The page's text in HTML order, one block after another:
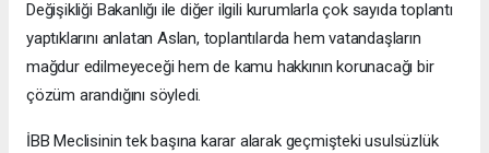
Değişikliği Bakanlığı ile diğer ilgili kurumlarla çok sayıda toplantı
yaptıklarını anlatan Aslan, toplantılarda hem vatandaşların
mağdur edilmeyeceği hem de kamu hakkının korunacağı bir
çözüm arandığını söyledi.
İBB Meclisinin tek başına karar alarak geçmişteki usulsüzlük